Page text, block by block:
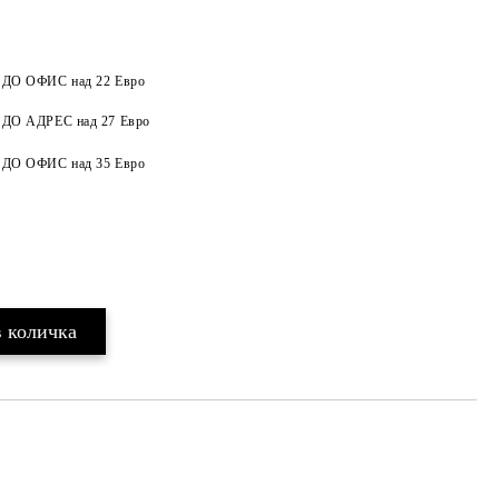
ДО ОФИС над 22 Евро
ДО АДРЕС над 27 Евро
ДО ОФИС над 35 Евро